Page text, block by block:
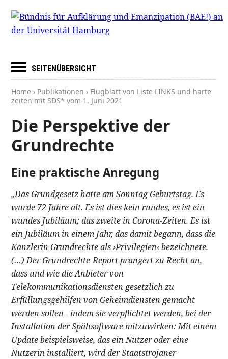
SEITENÜBERSICHT
Home › Publikationen › Flugblatt von Liste LINKS und harte
zeiten mit SDS* vom 1. Juni 2021
Die Perspektive der
Grundrechte
Eine praktische Anregung
„Das Grundgesetz hatte am Sonntag Geburtstag. Es
wurde 72 Jahre alt. Es ist dies kein rundes, es ist ein
wundes Jubiläum; das zweite in Corona-Zeiten. Es ist
ein Jubiläum in einem Jahr, das damit begann, dass die
Kanzlerin Grundrechte als ›Privilegien‹ bezeichnete.
(…) Der Grundrechte-Report prangert zu Recht an,
dass und wie die Anbieter von
Telekommunikationsdiensten gesetzlich zu
Erfüllungsgehilfen von Geheimdiensten gemacht
werden sollen - indem sie verpflichtet werden, bei der
Installation der Spähsoftware mitzuwirken: Mit einem
Update beispielsweise, das ein Nutzer oder eine
Nutzerin installiert, wird der Staatstrojaner